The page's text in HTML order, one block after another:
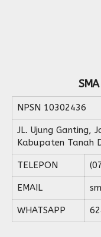
NPSN 10302436
JL. Ujung Ganting,
Kabupaten Tanah
TELEPON
EMAIL
WHATSAPP